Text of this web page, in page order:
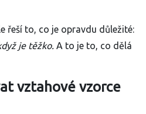
řeší to, co je opravdu důležité:
je těžko. A to je to, co dělá
vztahové vzorce